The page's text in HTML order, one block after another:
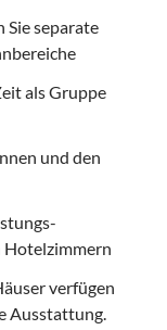
separate
als Gruppe
und den
Hotelzimmern
verfügen
Ausstattung.